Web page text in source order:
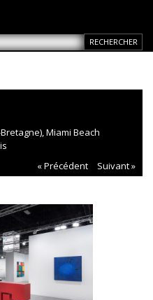
Miami Beach
« Précédent
Suivant »